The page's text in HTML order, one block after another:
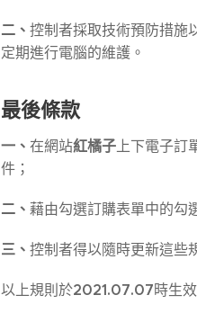
二、 控制者採取技術預防措施
定期進行電腦的維護。
最後條款
一、 在網站紅橘子上下電子訂
件；
二、 藉由勾選訂購表單中的勾
三、 控制者得以隨時更新這些
以上規則於2021.07.07時生效